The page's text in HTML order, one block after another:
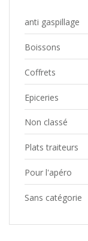
produit
anti gaspillage
Boissons
Coffrets
Epiceries
Non classé
Plats traiteurs
Pour l'apéro
Sans catégorie